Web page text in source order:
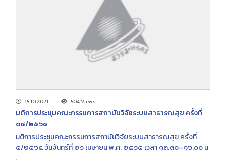
15.10.2021 504 Views
มติการประชุมคณะกรรมการสถาบันวิจัยระบบสาธารณสุข ครั้งที่
๐๔/๒๕๖๔
มติการประชุมคณะกรรมการสถาบันวิจัยระบบสาธารณสุข ครั้งที่
๔/๒๕๖๔ วันจันทร์ที่ ๒๖ เมษายน พ.ศ. ๒๕๖๔ เวลา ๑๓.๓๐–๑๖.๐๐ น